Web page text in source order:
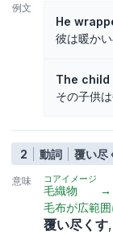
例文
He
彼は暖か
The child
その子供
2 動詞 覆い尽
意味 コアイメージ
毛織物
→
毛布が広範囲
覆い尽くす